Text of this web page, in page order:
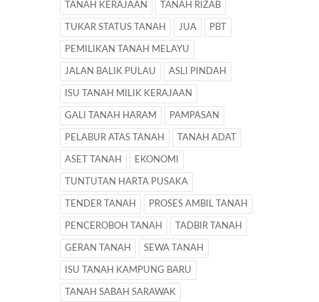
TANAH KERAJAAN TANAH RIZAB
TUKAR STATUS TANAH JUA PBT
PEMILIKAN TANAH MELAYU
JALAN BALIK PULAU ASLI PINDAH
ISU TANAH MILIK KERAJAAN
GALI TANAH HARAM PAMPASAN
PELABUR ATAS TANAH TANAH ADAT
ASET TANAH EKONOMI
TUNTUTAN HARTA PUSAKA
TENDER TANAH PROSES AMBIL TANAH
PENCEROBOH TANAH TADBIR TANAH
GERAN TANAH SEWA TANAH
ISU TANAH KAMPUNG BARU
TANAH SABAH SARAWAK